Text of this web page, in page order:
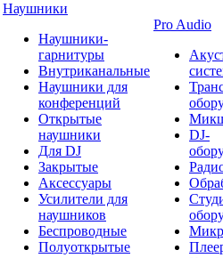
Наушники
Наушники-
гарнитуры
Внутриканальные
Наушники для
конференций
Открытые
наушники
Для DJ
Закрытые
Аксессуары
Усилители для
наушников
Беспроводные
Полуоткрытые
Pro Audio
DJ-